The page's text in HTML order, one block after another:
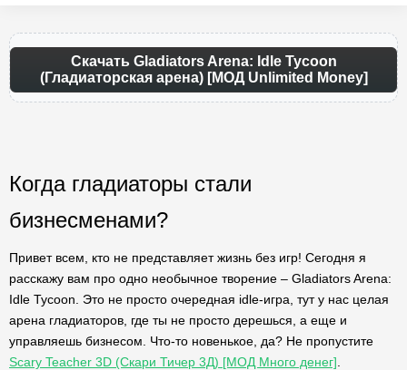
Скачать Gladiators Arena: Idle Tycoon
(Гладиаторская арена) [МОД Unlimited Money]
Когда гладиаторы стали
бизнесменами?
Привет всем, кто не представляет жизнь без игр! Сегодня я
расскажу вам про одно необычное творение – Gladiators Arena:
Idle Tycoon. Это не просто очередная idle-игра, тут у нас целая
арена гладиаторов, где ты не просто дерешься, а еще и
управляешь бизнесом. Что-то новенькое, да? Не пропустите
Scary Teacher 3D (Скари Тичер 3Д) [МОД Много денег]